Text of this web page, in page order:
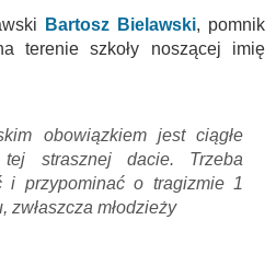
Bartosz Bielawski, pomnik
terenie szkoły noszącej imię
obowiązkiem jest ciągłe
strasznej dacie. Trzeba
i przypominać o tragizmie 1
zwłaszcza młodzieży